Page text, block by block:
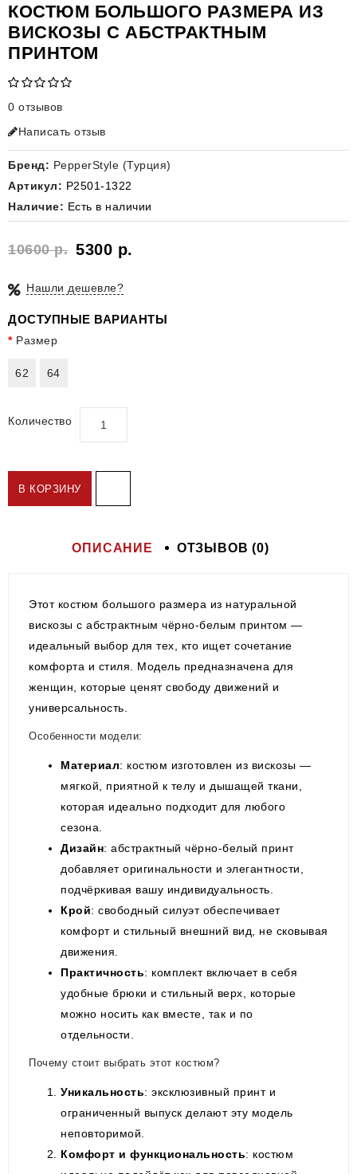
КОСТЮМ БОЛЬШОГО РАЗМЕРА ИЗ
ВИСКОЗЫ С АБСТРАКТНЫМ
ПРИНТОМ
0 отзывов
Написать отзыв
Бренд: PepperStyle (Турция)
Артикул: P2501-1322
Наличие: Есть в наличии
10600 р. 5300 р.
Нашли дешевле?
ДОСТУПНЫЕ ВАРИАНТЫ
Размер
62 64
Количество
В КОРЗИНУ
ОПИСАНИЕ ОТЗЫВОВ (0)
Этот костюм большого размера из натуральной
вискозы с абстрактным чёрно-белым принтом —
идеальный выбор для тех, кто ищет сочетание
комфорта и стиля. Модель предназначена для
женщин, которые ценят свободу движений и
универсальность.
Особенности модели:
Материал: костюм изготовлен из вискозы —
мягкой, приятной к телу и дышащей ткани,
которая идеально подходит для любого
сезона.
Дизайн: абстрактный чёрно-белый принт
добавляет оригинальности и элегантности,
подчёркивая вашу индивидуальность.
Крой: свободный силуэт обеспечивает
комфорт и стильный внешний вид, не сковывая
движения.
Практичность: комплект включает в себя
удобные брюки и стильный верх, которые
можно носить как вместе, так и по
отдельности.
Почему стоит выбрать этот костюм?
Уникальность: эксклюзивный принт и
ограниченный выпуск делают эту модель
неповторимой.
Комфорт и функциональность: костюм